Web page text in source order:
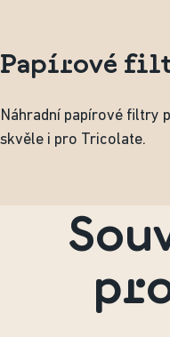
Papírové
Náhradní papírové filtry
skvěle i pro Tricolate.